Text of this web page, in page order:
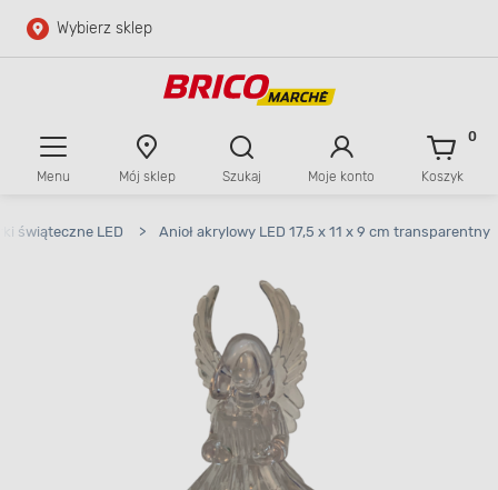
Przejdź do głównej zawartości
Wybierz sklep
Menu Mój sklep Szukaj Moje konto Koszyk
0
świąteczne LED > Anioł akrylowy LED 17,5 x 11 x 9 cm transparentny